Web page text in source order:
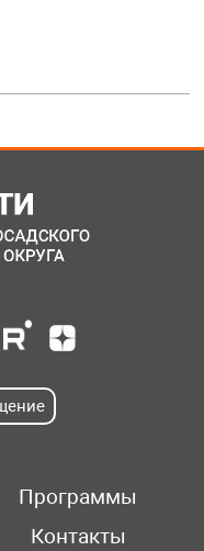
Программы
Контакты